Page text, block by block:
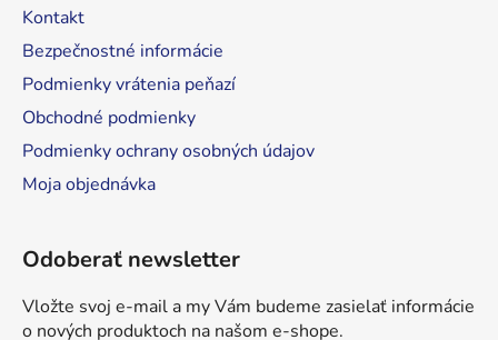
Kontakt
Bezpečnostné informácie
Podmienky vrátenia peňazí
Obchodné podmienky
Podmienky ochrany osobných údajov
Moja objednávka
Odoberať newsletter
Vložte svoj e-mail a my Vám budeme zasielať informácie
o nových produktoch na našom e-shope.